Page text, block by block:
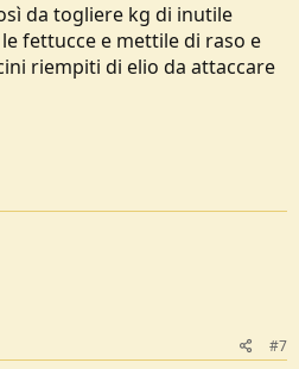
da togliere kg di inutile
fettucce e mettile di raso e
riempiti di elio da attaccare
#7